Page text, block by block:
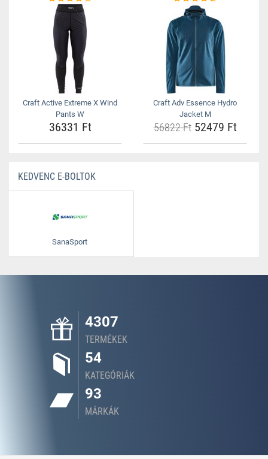
Craft Active Extreme X Wind
Pants W
36331 Ft
Craft Adv Essence Hydro
Jacket M
56822 Ft52479 Ft
KEDVENC E-BOLTOK
SanaSport
4307
TERMÉKEK
54
KATEGÓRIÁK
93
MÁRKÁK